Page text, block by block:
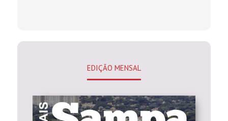
EDIÇÃO MENSAL